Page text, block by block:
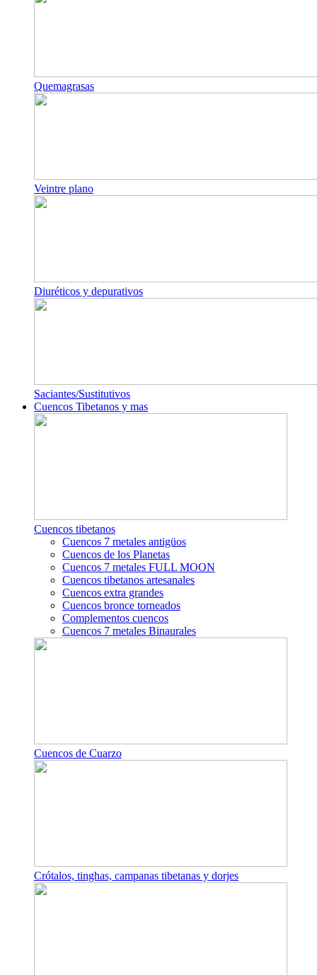
Quemagrasas
Veintre plano
Diuréticos y depurativos
Saciantes/Sustitutivos
Cuencos Tibetanos y mas
Cuencos tibetanos
Cuencos 7 metales antigüos
Cuencos de los Planetas
Cuencos 7 metales FULL MOON
Cuencos tibetanos artesanales
Cuencos extra grandes
Cuencos bronce torneados
Complementos cuencos
Cuencos 7 metales Binaurales
Cuencos de Cuarzo
Crótalos, tinghas, campanas tibetanas y dorjes